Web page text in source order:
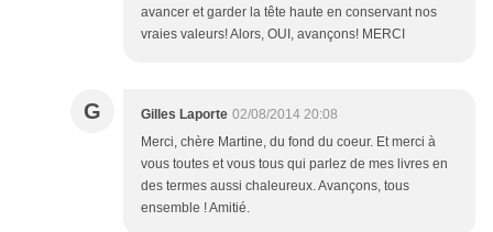
avancer et garder la tête haute en conservant nos
vraies valeurs! Alors, OUI, avançons! MERCI
G Gilles Laporte 02/08/2014 20:08
Merci, chère Martine, du fond du coeur. Et merci à
vous toutes et vous tous qui parlez de mes livres en
des termes aussi chaleureux. Avançons, tous
ensemble ! Amitié.